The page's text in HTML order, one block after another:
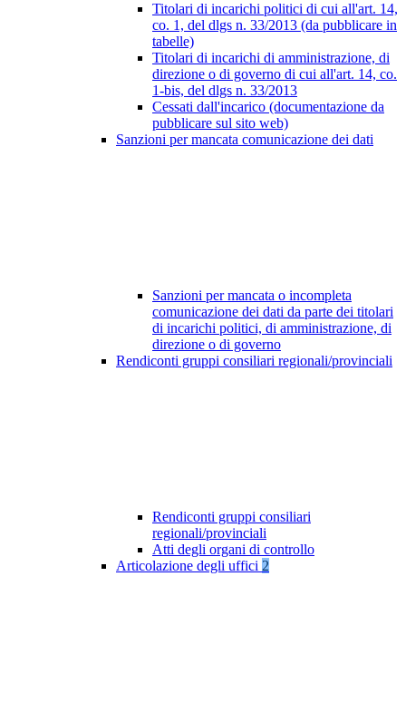
Titolari di incarichi politici di cui all'art. 14,
co. 1, del dlgs n. 33/2013 (da pubblicare in
tabelle)
Titolari di incarichi di amministrazione, di
direzione o di governo di cui all'art. 14, co.
1-bis, del dlgs n. 33/2013
Cessati dall'incarico (documentazione da
pubblicare sul sito web)
Sanzioni per mancata comunicazione dei dati
Sanzioni per mancata o incompleta
comunicazione dei dati da parte dei titolari
di incarichi politici, di amministrazione, di
direzione o di governo
Rendiconti gruppi consiliari regionali/provinciali
Rendiconti gruppi consiliari
regionali/provinciali
Atti degli organi di controllo
Articolazione degli uffici 2